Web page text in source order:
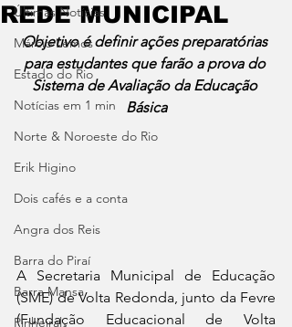
Últimas Notícias
Márcio Lemos
Estado do Rio
Notícias em 1 min
Norte & Noroeste do Rio
Erik Higino
Dois cafés e a conta
Angra dos Reis
Barra do Piraí
Barra Mansa
Pinheiral
REDE MUNICIPAL
Objetivo é definir ações preparatórias
para estudantes que farão a prova do
Sistema de Avaliação da Educação
Básica
A Secretaria Municipal de Educação
(SME) de Volta Redonda, junto da Fevre
(Fundação Educacional de Volta